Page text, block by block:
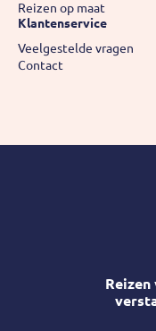
Reizen op maat
Klantenservice
Veelgestelde vragen
Contact
Reizen